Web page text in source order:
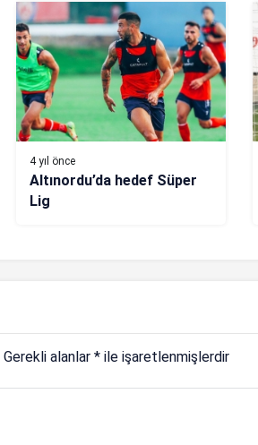
4 yıl önce
Altınordu’da hedef Süper
Lig
Gerekli alanlar * ile işaretlenmişlerdir